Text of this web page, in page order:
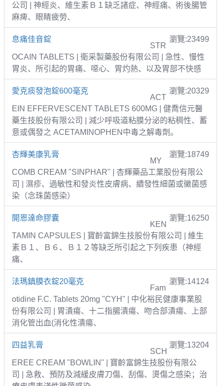
公司 | 神經炎、維生素Ｂ１缺乏諸症、神經痛、術後腸管
麻痺、眼睛疲勞、
息痛佳音錠 瀏覽:23499
STR
OCAIN TABLETS | 衛采製藥股份有限公司 | 急性、慢性
胃炎、所引起的胃痛、噁心、胃灼熱、以及胃部不快感
愛克痰發泡錠600毫克 瀏覽:20329
ACT
EIN EFFERVESCENT TABLETS 600MG | 健喬信元醫
藥生技股份有限公司 | 減少呼吸道粘膜分泌的粘稠性、蓄
意或偶發之 ACETAMINOPHEN中毒之解毒劑。
杏輝美康乳膏 瀏覽:18749
MY
COMB CREAM "SINPHAR" | 杏輝藥品工業股份有限公
司 | 濕疹、過敏性和發炎性皮膚病、續發性細菌或黴菌感
染（念珠菌感染）
開恩達命膠囊 瀏覽:16250
KEN
TAMIN CAPSULES | 寶齡富錦生技股份有限公司 | 維生
素Ｂ１、Ｂ６、Ｂ１２等缺乏所引起之下列疾患（神經
痛、
法瑪鎮膜衣錠20毫克 瀏覽:14124
Fam
otidine F.C. Tablets 20mg "CYH" | 中化裕民健康事業股
份有限公司 | 胃潰瘍、十二指腸潰瘍、吻合部潰瘍、上部
消化管出血(消化性潰瘍、
四益乳膏 瀏覽:13204
SCH
EREE CREAM "BOWLIN" | 寶齡富錦生技股份有限公
司 | 急救、預防及減緩皮膚刀傷、刮傷、燙傷之感染；治